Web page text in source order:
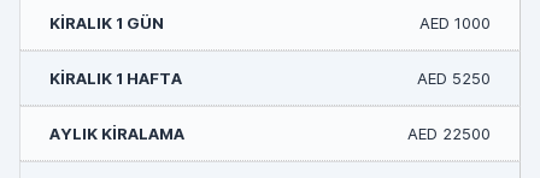
AED 1000
AED 5250
AED 22500